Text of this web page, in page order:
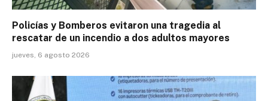
Policías y Bomberos evitaron una tragedia al
rescatar de un incendio a dos adultos mayores
jueves, 6 agosto 2026